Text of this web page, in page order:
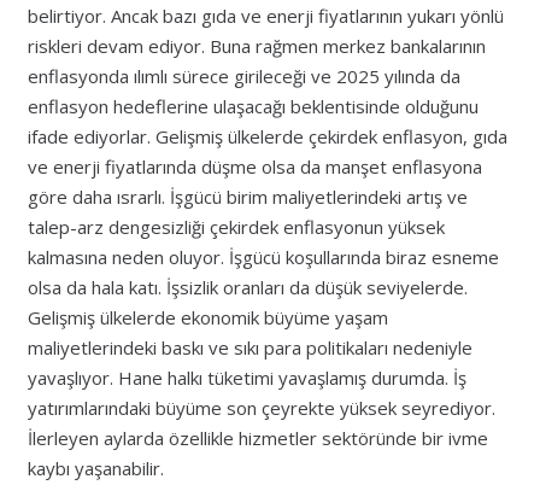
belirtiyor. Ancak bazı gıda ve enerji fiyatlarının yukarı yönlü
riskleri devam ediyor. Buna rağmen merkez bankalarının
enflasyonda ılımlı sürece girileceği ve 2025 yılında da
enflasyon hedeflerine ulaşacağı beklentisinde olduğunu
ifade ediyorlar. Gelişmiş ülkelerde çekirdek enflasyon, gıda
ve enerji fiyatlarında düşme olsa da manşet enflasyona
göre daha ısrarlı. İşgücü birim maliyetlerindeki artış ve
talep-arz dengesizliği çekirdek enflasyonun yüksek
kalmasına neden oluyor. İşgücü koşullarında biraz esneme
olsa da hala katı. İşsizlik oranları da düşük seviyelerde.
Gelişmiş ülkelerde ekonomik büyüme yaşam
maliyetlerindeki baskı ve sıkı para politikaları nedeniyle
yavaşlıyor. Hane halkı tüketimi yavaşlamış durumda. İş
yatırımlarındaki büyüme son çeyrekte yüksek seyrediyor.
İlerleyen aylarda özellikle hizmetler sektöründe bir ivme
kaybı yaşanabilir.